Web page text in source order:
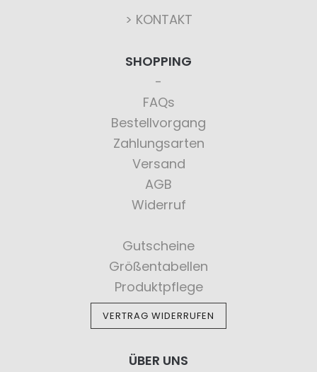
> KONTAKT
SHOPPING
FAQs
Bestellvorgang
Zahlungsarten
Versand
AGB
Widerruf
Gutscheine
Größentabellen
Produktpflege
VERTRAG WIDERRUFEN
ÜBER UNS